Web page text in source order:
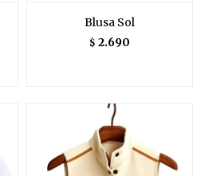
Blusa Sol
$ 2.690